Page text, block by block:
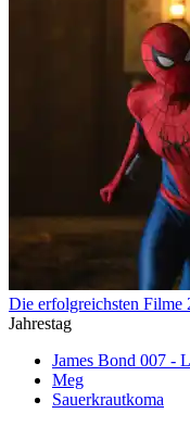
Die erfolgreichsten Filme
Jahrestag
James Bond 007 -
Meg
Sauerkrautkoma